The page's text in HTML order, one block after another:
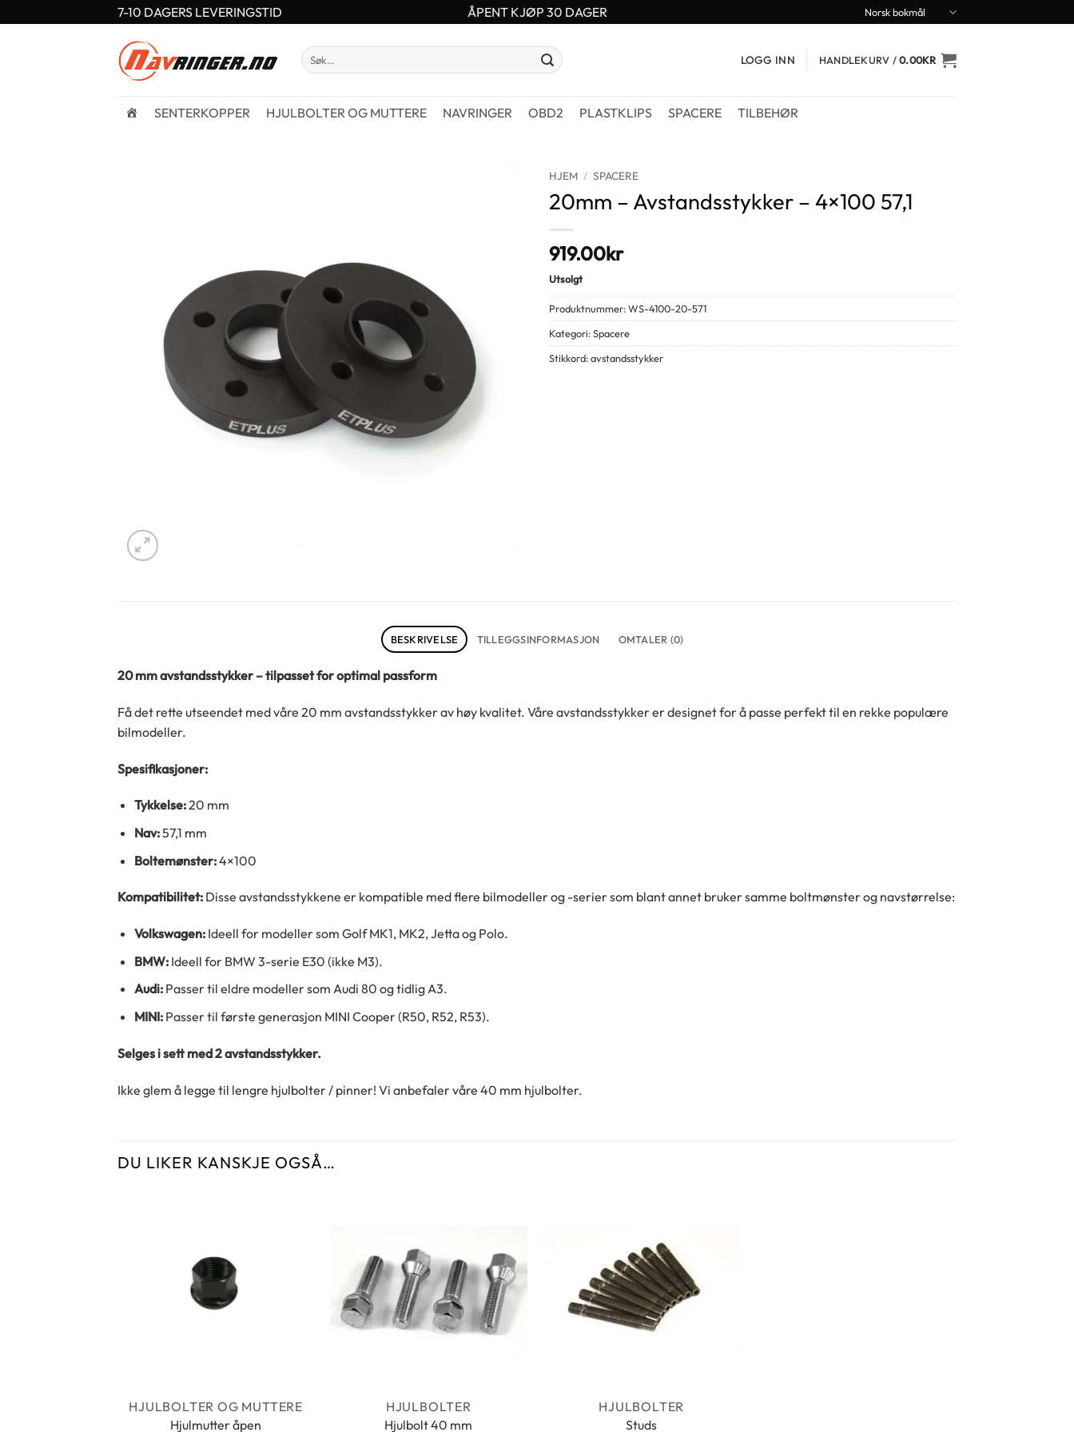
to
7-10 DAGERS LEVERINGSTID ÅPENT KJØP 30 DAGER Norsk bokmål
Søk
etter:
LOGG INN HANDLEKURV /0.00KR
SENTERKOPPER HJULBOLTER OG MUTTERE NAVRINGER OBD2 PLASTKLIPS SPACERE TILBEHØR
HJEM / SPACERE
20mm – Avstandsstykker – 4×100 57,1
919.00kr
Utsolgt
Produktnummer:WS-4100-20-571
Kategori:Spacere
Stikkord:avstandsstykker
BESKRIVELSE TILLEGGSINFORMASJON OMTALER (0)
20 mm avstandsstykker – tilpasset for optimal passform
Få det rette utseendet med våre 20 mm avstandsstykker av høy kvalitet. Våre avstandsstykker er designet for å passe perfekt til en rekke populære
bilmodeller.
Spesifikasjoner:
Tykkelse:20 mm
Nav:57,1 mm
Boltemønster:4×100
Kompatibilitet: Disse avstandsstykkene er kompatible med flere bilmodeller og -serier som blant annet bruker samme boltmønster og navstørrelse:
Volkswagen:Ideell for modeller som Golf MK1, MK2, Jetta og Polo.
BMW:Ideell for BMW 3-serie E30 (ikke M3).
Audi:Passer til eldre modeller som Audi 80 og tidlig A3.
MINI:Passer til første generasjon MINI Cooper (R50, R52, R53).
Selges i sett med 2 avstandsstykker.
Ikke glem å legge til lengre hjulbolter / pinner! Vi anbefaler våre 40 mm hjulbolter.
DU LIKER KANSKJE OGSÅ…
HJULBOLTER OG MUTTERE
Hjulmutter åpen
HJULBOLTER
Hjulbolt 40 mm
HJULBOLTER
Studs